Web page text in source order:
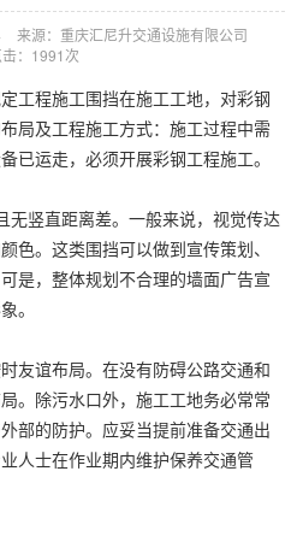
来源：重庆汇尼升交通设施有限公司
击：1991次
工程施工围挡在施工工地，对彩钢
局及工程施工方式：施工过程中需
已运走，必须开展彩钢工程施工。
无竖直距离差。一般来说，视觉传达
色。这类围挡可以做到宣传策划、
是，整体规划不合理的墙面广告宣
。
友谊布局。在没有防碍公路交通和
。除污水口外，施工工地务必常常
部的防护。应妥当提前准备交通出
人士在作业期内维护保养交通管